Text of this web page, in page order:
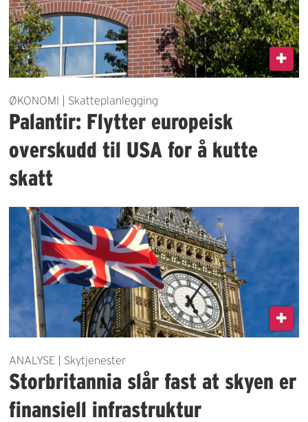
ØKONOMI | Skatteplanlegging
Palantir: Flytter europeisk
overskudd til USA for å kutte
skatt
ANALYSE | Skytjenester
Storbritannia slår fast at skyen er
finansiell infrastruktur